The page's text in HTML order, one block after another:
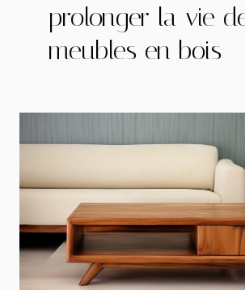
prolonger la vie
meubles en bois